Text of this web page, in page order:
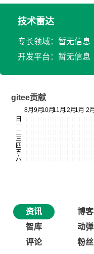
技术雷达
专长领域：暂无信息
开发平台：暂无信息
gitee贡献
资讯 博客
智库
动弹
评论
粉丝